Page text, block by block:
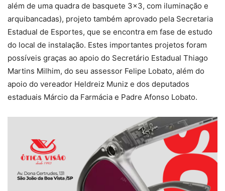
além de uma quadra de basquete 3×3, com iluminação e
arquibancadas), projeto também aprovado pela Secretaria
Estadual de Esportes, que se encontra em fase de estudo
do local de instalação. Estes importantes projetos foram
possíveis graças ao apoio do Secretário Estadual Thiago
Martins Milhim, do seu assessor Felipe Lobato, além do
apoio do vereador Heldreiz Muniz e dos deputados
estaduais Márcio da Farmácia e Padre Afonso Lobato.